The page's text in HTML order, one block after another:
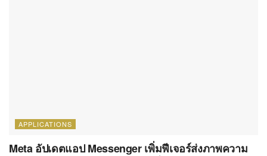
APPLICATIONS
Meta อัปเดตแอป Messenger เพิ่มฟีเจอร์ส่งภาพความ